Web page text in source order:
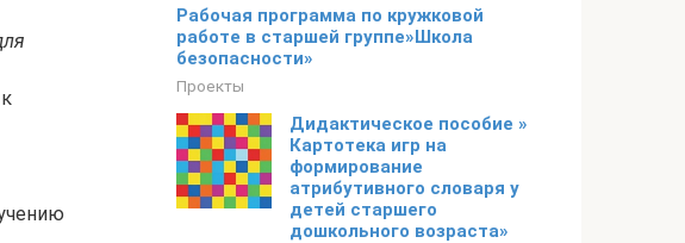
Рабочая программа по кружковой
работе в старшей группе»Школа
безопасности»
Проекты
Дидактическое пособие »
Картотека игр на
формирование
атрибутивного словаря у
детей старшего
дошкольного возраста»